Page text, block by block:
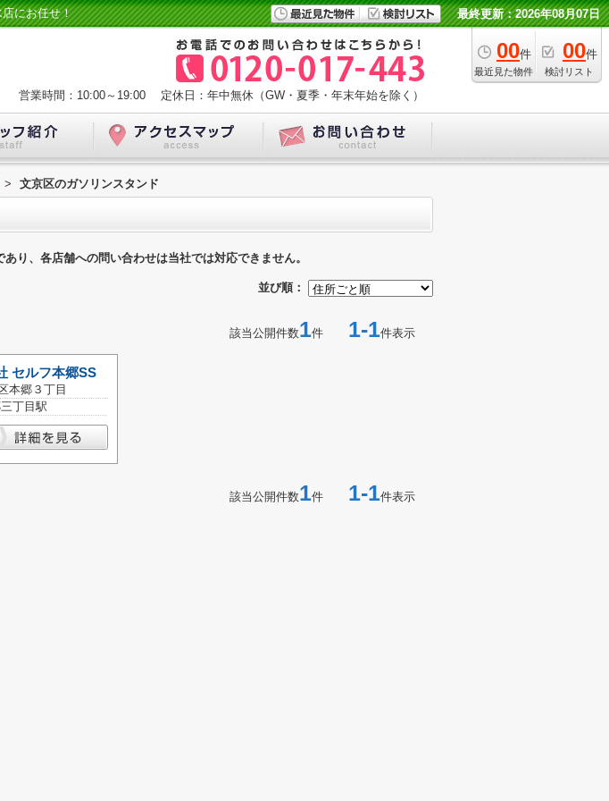
にお任せ！ 最終更新：2026年08月07日
00件
最近見た物件
00件
検討リスト
営業時間：10:00～19:00 定休日：年中無休（GW・夏季・年末年始を除く）
> 文京区のガソリンスタンド
り、各店舗への問い合わせは当社では対応できません。
並び順：
該当公開件数1件 1-1件表示
セルフ本郷SS
本郷３丁目
丁目駅
該当公開件数1件 1-1件表示